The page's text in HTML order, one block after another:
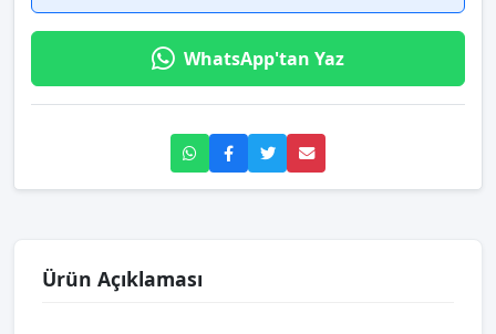
WhatsApp'tan Yaz
Ürün Açıklaması